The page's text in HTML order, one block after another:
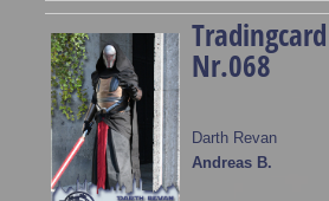
Tradingcard
Nr.068
Darth Revan
Andreas B.